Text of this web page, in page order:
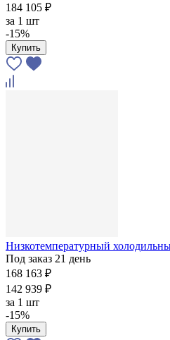
184 105 ₽
за 1 шт
-15%
Купить
Низкотемпературный
Под заказ 21 день
168 163 ₽
142 939 ₽
за 1 шт
-15%
Купить